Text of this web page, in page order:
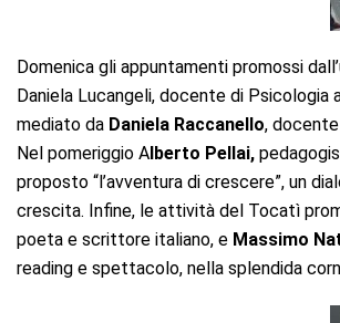
Domenica gli appuntamenti promossi
Daniela Lucangeli, docente di Psicologia
mediato da Daniela Raccanello,
Nel pomeriggio Alberto Pellai,
proposto “l’avventura di crescere”, un
crescita. Infine, le attività del Tocatì
poeta e scrittore italiano, e Massimo
reading e spettacolo, nella splendida